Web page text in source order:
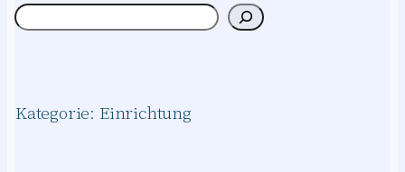
Kategorie: Einrichtung